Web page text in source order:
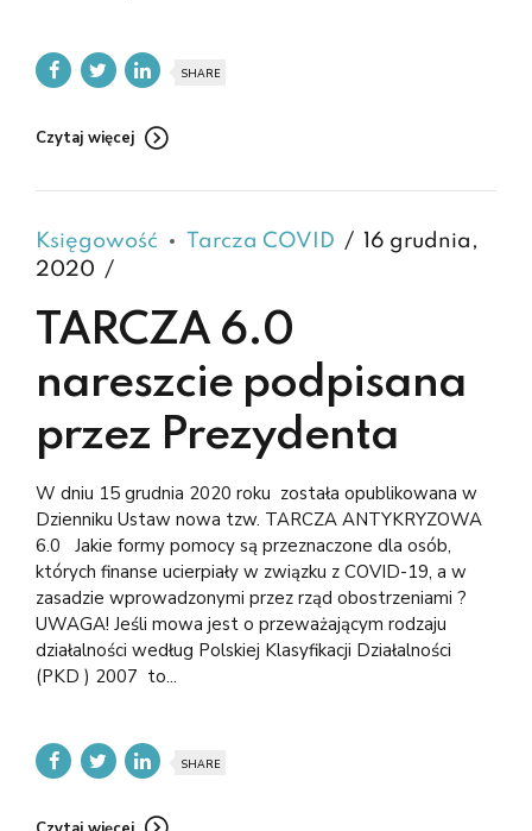
SHARE
Czytaj więcej
Księgowość Tarcza COVID
16 grudnia,
2020
TARCZA 6.0
nareszcie podpisana
przez Prezydenta
W dniu 15 grudnia 2020 roku została opublikowana w
Dzienniku Ustaw nowa tzw. TARCZA ANTYKRYZOWA
6.0 Jakie formy pomocy są przeznaczone dla osób,
których finanse ucierpiały w związku z COVID-19, a w
zasadzie wprowadzonymi przez rząd obostrzeniami ?
UWAGA! Jeśli mowa jest o przeważającym rodzaju
działalności według Polskiej Klasyfikacji Działalności
(PKD ) 2007 to...
SHARE